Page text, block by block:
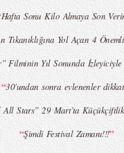
Hafta Sonu Kilo Almaya Son
Tıkanıklığına Yol Açan 4
Filminin Yıl Sonunda İzleyiciyle
“30'undan sonra evlenenler dikkat
All Stars” 29 Mart’ta
“Şimdi Festival Zamanı!!!”